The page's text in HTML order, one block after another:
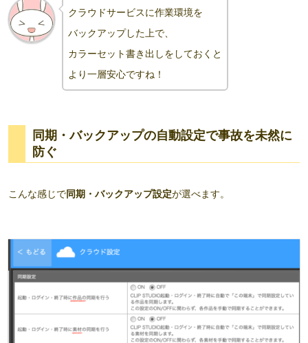
クラウドサービスに作業環境を
バックアップした上で、
カラーセット書き出しをしておくと
より一層安心ですね！
同期・バックアップの自動設定で事故を未然に
防ぐ
こんな感じで同期・バックアップ設定が選べます。